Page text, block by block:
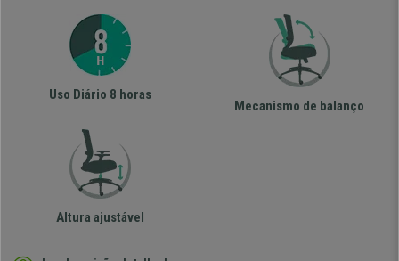
Uso Diário 8 horas
Mecanismo de balanço
Altura ajustável